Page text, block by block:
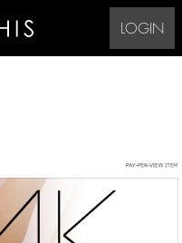
LOGIN